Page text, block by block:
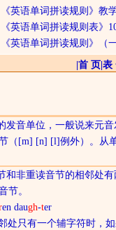
《英语单词拼读规则》教
《英语单词拼读规则表》
《英语单词拼读规则》（
首 页| 表
发音单位，一般说来元
（[m] [n] [l]例外）。从
和非重读音节的相邻处有
节。
en daugh-ter
处只有一个辅字符时，